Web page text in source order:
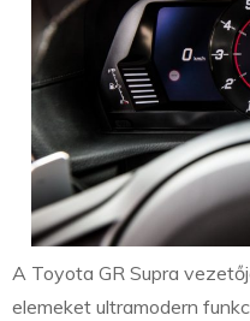
A Toyota GR Supra
elemeket ultramodern